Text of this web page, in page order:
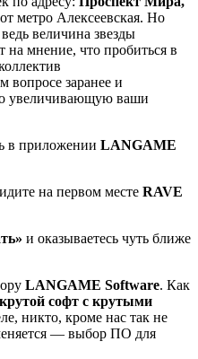
метро Алексеевская. Но
величина звезды
на мнение, что пробиться в
вопросе заранее и
увеличивающую ваши
в приложении LANGAME
на первом месте RAVE
и оказываетесь чуть ближе
LANGAME Software. Как
софт с крутыми
никто, кроме нас так не
— выбор ПО для